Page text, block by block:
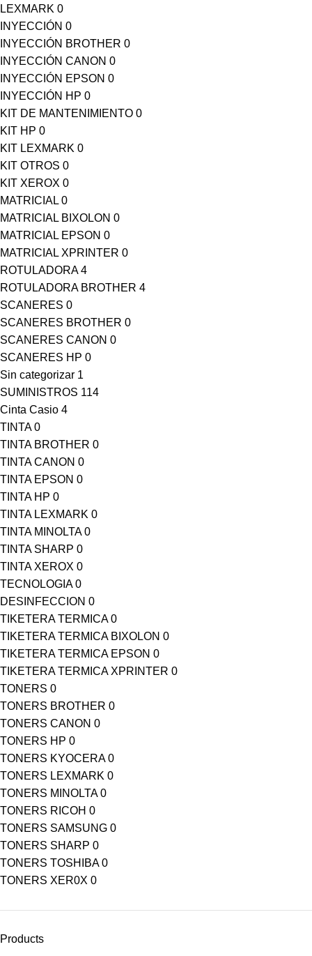
LEXMARK 0
INYECCIÓN 0
INYECCIÓN BROTHER 0
INYECCIÓN CANON 0
INYECCIÓN EPSON 0
INYECCIÓN HP 0
KIT DE MANTENIMIENTO 0
KIT HP 0
KIT LEXMARK 0
KIT OTROS 0
KIT XEROX 0
MATRICIAL 0
MATRICIAL BIXOLON 0
MATRICIAL EPSON 0
MATRICIAL XPRINTER 0
ROTULADORA 4
ROTULADORA BROTHER 4
SCANERES 0
SCANERES BROTHER 0
SCANERES CANON 0
SCANERES HP 0
Sin categorizar 1
SUMINISTROS 114
Cinta Casio 4
TINTA 0
TINTA BROTHER 0
TINTA CANON 0
TINTA EPSON 0
TINTA HP 0
TINTA LEXMARK 0
TINTA MINOLTA 0
TINTA SHARP 0
TINTA XEROX 0
TECNOLOGIA 0
DESINFECCION 0
TIKETERA TERMICA 0
TIKETERA TERMICA BIXOLON 0
TIKETERA TERMICA EPSON 0
TIKETERA TERMICA XPRINTER 0
TONERS 0
TONERS BROTHER 0
TONERS CANON 0
TONERS HP 0
TONERS KYOCERA 0
TONERS LEXMARK 0
TONERS MINOLTA 0
TONERS RICOH 0
TONERS SAMSUNG 0
TONERS SHARP 0
TONERS TOSHIBA 0
TONERS XER0X 0
Products